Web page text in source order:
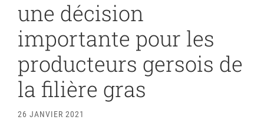
une décision
importante pour les
producteurs gersois de
la filière gras
26 JANVIER 2021